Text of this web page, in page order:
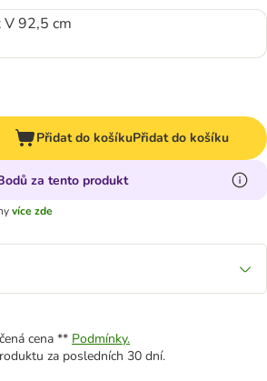
92,5 cm
Přidat do košíkuPřidat do košíku
za tento produkt
více zde
cena ** Podmínky.
za posledních 30 dní.